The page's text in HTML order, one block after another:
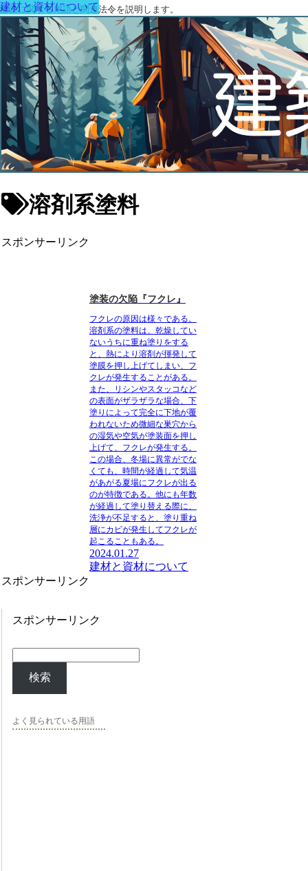
建築に関する用語と関連法令を説明します。
溶剤系塗料
スポンサーリンク
建材と資材について
塗装の欠陥『フクレ』
フクレの原因は様々である。
溶剤系の塗料は、乾燥してい
ないうちに重ね塗りをする
と、熱により溶剤が揮発して
塗膜を押し上げてしまい、フ
クレが発生することがある。
また、
リシンやスタッコなど
の表面がザラザラな場合、下
塗りによって完全に下地が覆
われないため微細な巣穴から
の湿気や空気が塗装面を押し
上げて、フクレが発生する。
この場合、冬場に異常がでな
くても、時間が経過して気温
があがる夏場にフクレが出る
のが特徴である。他にも年数
が経過して塗り替える際に、
洗浄が不足すると、塗り重ね
層にカビが発生してフクレが
起こることもある。
2024.01.27
建材と資材について
スポンサーリンク
スポンサーリンク
検索
よく見られている用語